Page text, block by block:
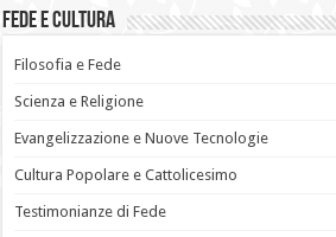
Fede e Cultura
Filosofia e Fede
Scienza e Religione
Evangelizzazione e Nuove Tecnologie
Cultura Popolare e Cattolicesimo
Testimonianze di Fede